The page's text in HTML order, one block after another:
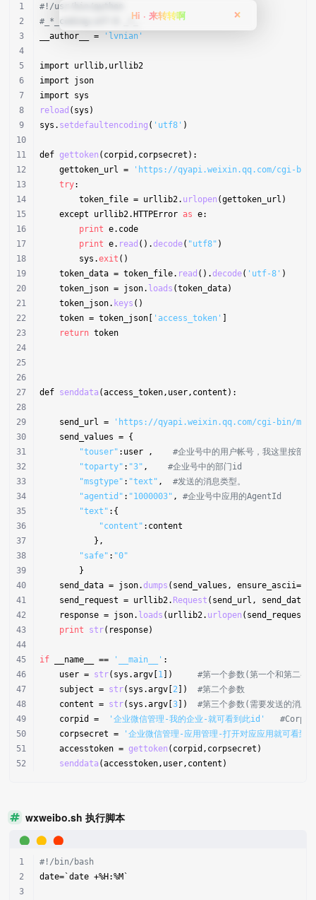
#!/usr/bin/python
#_*_coding:utf-8 _*_
__author__ =
'lvnian'
import urllib,urllib2
import json
import sys
reload (sys)
sys. setdefaultencoding ( 'utf8' )
def gettoken (corpid,corpsecret):
    gettoken_url =
'https://qyapi.weixin.qq.com/cgi-bin/
try:
        token_file = urllib2.
urlopen (gettoken_url)
    except urllib2.HTTPError
as e:
print e.code
print e. read ().decode( "utf8" )
        sys.
exit ()
    token_data = token_file.
read ().decode( 'utf-8' )
    token_json = json.
loads (token_data)
    token_json.
keys ()
    token = token_json[
'access_token' ]
return token
def senddata (access_token,user,content):
    send_url =
'https://qyapi.weixin.qq.com/cgi-bin/
    send_values = {
"touser" :user , #企业号中的用户帐号，我这里按部
"toparty" : "3" , #企业号中的部门id
"msgtype" : "text" , #发送的消息类型。
"agentid" : "1000003" , #企业号中应用的AgentId
"text" :{
"content" :content
           },
"safe" : "0"
        }
    send_data = json.
dumps (send_values,
    send_request = urllib2.
Request (send_url, send_data)
    response = json.
loads (urllib2. urlopen (send_request).
print
str(response)
if __name__ == '__main__' :
    user =
str(sys.argv[1]) #第一个参数(第一个和第二参
    subject =
str(sys.argv[2]) #第二个参数
    content =
str(sys.argv[3]) #第三个参数(需要发送的消息
    corpid =
'企业微信管理-我的企业-就可看到此id'
#CorpID
    corpsecret =
'企业微信管理-应用管理-打开对应应用就可看到
    accesstoken =
gettoken (corpid,corpsecret)
senddata (accesstoken,user,content)
wxweibo.sh 执行脚本
#!/bin/bash
date=`date +%H:%M`
Hi · 来转转啊 ❌